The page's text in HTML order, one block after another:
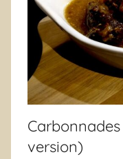
version)